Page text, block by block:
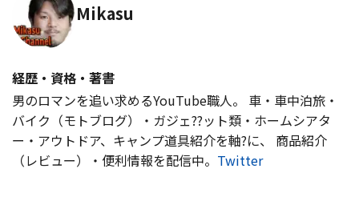
Mikasu
経歴・資格・著書
男のロマンを追い求めるYouTube職人。 車・車中泊旅・
バイク（モトブログ）・ガジェ??ット類・ホームシアタ
ー・アウトドア、キャンプ道具紹介を軸?に、 商品紹介
（レビュー）・便利情報を配信中。 Twitter